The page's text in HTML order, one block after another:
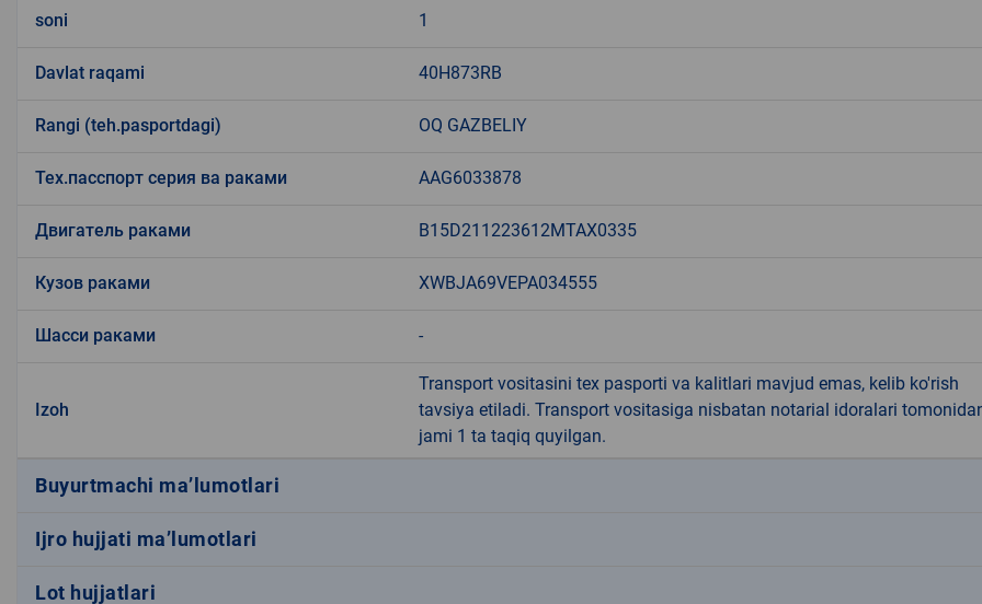
soni 1
Davlat raqami 40H873RB
Rangi (teh.pasportdagi) OQ GAZBELIY
Тех.пасспорт серия ва раками AAG6033878
Двигатель раками B15D211223612MTAX0335
Кузов раками XWBJA69VEPA034555
Шасси раками -
Izoh
Transport vositasini tex pasporti va kalitlari mavjud emas, kelib ko'rish
tavsiya etiladi. Transport vositasiga nisbatan notarial idoralari
jami 1 ta taqiq quyilgan.
Buyurtmachi ma’lumotlari
Ijro hujjati ma’lumotlari
Lot hujjatlari